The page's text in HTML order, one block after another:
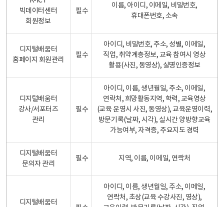
빅데이터센터
회원정보
필수
이름, 아이디, 이메일, 비밀번호,
휴대폰번호, 소속
디지털배움터
홈페이지 회원관리
필수
아이디, 비밀번호, 주소, 성별, 이메일,
직업, 취약계층정보, 교육 참여시 영상
촬용(사진, 동영상), 실명인증정보
디지털배움터
강사/서포터즈
관리
필수
아이디, 이름, 생년월일, 주소, 이메일,
연락처, 희망활동지역, 학력, 교육영상
(교육 운영시 사진, 동영상), 교육운영이력,
방문기록(날짜, 시각), 실시간 양방향교육
가능여부, 자격증, 주요지도 경력
디지털배움터
문의자 관리
필수 지역, 이름, 이메일, 연락처
디지털배움터
아이디, 이름, 생년월일, 주소, 이메일,
연락처, 초상(교육 수강사진, 영상),